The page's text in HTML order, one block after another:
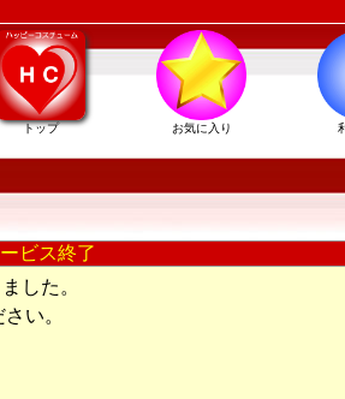
トップ お気に入り
ビス終了
した。
い。